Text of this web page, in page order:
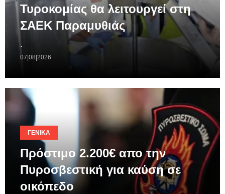
Τυροκομίας θα λειτουργεί στη
ΣΑΕΚ Παραμυθιάς
.
07|08|2026
ΓΕΝΙΚΆ
Πρόστιμο 2.200€ απο την
Πυροσβεστική για καύση σε
οικόπεδο